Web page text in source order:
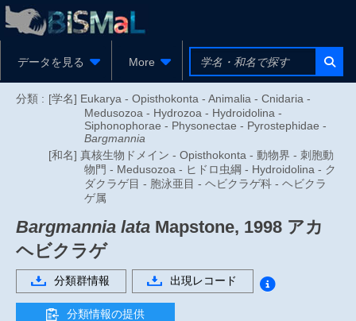
データを見る More
分類 : [学名] Eukarya - Opisthokonta - Animalia - Cnidaria -
Medusozoa - Hydrozoa - Hydroidolina -
Siphonophorae - Physonectae - Pyrostephidae -
Bargmannia
[和名] 真核生物ドメイン - Opisthokonta - 動物界 - 刺胞動
物門 - Medusozoa - ヒドロ虫綱 - Hydroidolina - ク
ダクラゲ目 - 胞泳亜目 - ヘビクラゲ科 - ヘビクラ
ゲ属
Bargmannia lata Mapstone, 1998 アカ
ヘビクラゲ
分類群情報 出現レコード
分類情報の提供